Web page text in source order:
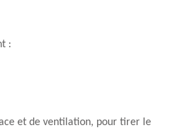
:
et de ventilation, pour tirer le